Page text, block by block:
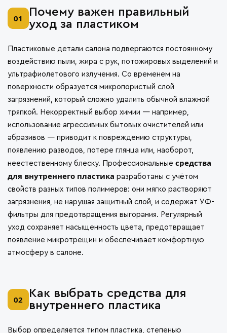
01
Почему важен правильный
уход за пластиком
Пластиковые детали салона подвергаются постоянному
воздействию пыли, жира с рук, потожировых выделений и
ультрафиолетового излучения. Со временем на
поверхности образуется микропористый слой
загрязнений, который сложно удалить обычной влажной
тряпкой. Некорректный выбор химии — например,
использование агрессивных бытовых очистителей или
абразивов — приводит к повреждению структуры,
появлению разводов, потере глянца или, наоборот,
неестественному блеску. Профессиональные средства
для внутреннего пластика разработаны с учётом
свойств разных типов полимеров: они мягко растворяют
загрязнения, не нарушая защитный слой, и содержат УФ-
фильтры для предотвращения выгорания. Регулярный
уход сохраняет насыщенность цвета, предотвращает
появление микротрещин и обеспечивает комфортную
атмосферу в салоне.
02
Как выбрать средства для
внутреннего пластика
Выбор определяется типом пластика, степенью